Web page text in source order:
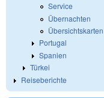
Service
Übernachten
Übersichtskarten
Portugal
Spanien
Türkei
Reiseberichte